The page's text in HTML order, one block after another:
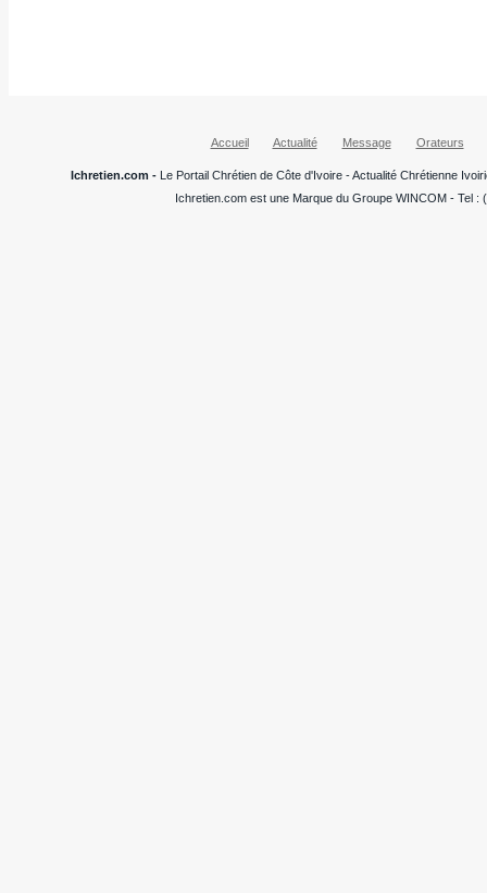
Accueil Actualité Message Orateurs
Ichretien.com - Le Portail Chrétien de Côte d'Ivoire - Actualité Chrétienne
Ichretien.com est une Marque du Groupe WINCOM - Tel :